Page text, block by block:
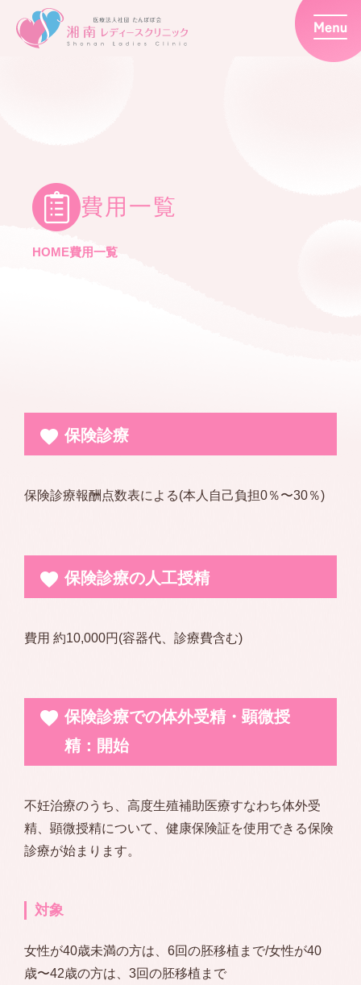
費用一覧
HOME費用一覧
保険診療
保険診療報酬点数表による(本人自己負担0％〜30％)
保険診療の人工授精
費用 約10,000円(容器代、診療費含む)
保険診療での体外受精・顕微授
精：開始
不妊治療のうち、高度生殖補助医療すなわち体外受
精、顕微授精について、健康保険証を使用できる保険
診療が始まります。
対象
女性が40歳未満の方は、6回の胚移植まで/女性が40
歳〜42歳の方は、3回の胚移植まで